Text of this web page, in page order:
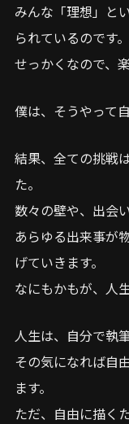
みんな「理想」と
られているのです。
せっかくなので、
僕は、そうやって
結果、全ての挑戦
た。
数々の壁や、出会
あらゆる出来事が
げていきます。
なにもかもが、人
人生は、自分で執
その気になれば自
ます。
ただ、自由に描く